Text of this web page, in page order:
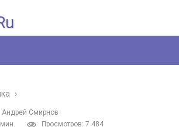
›
Андрей Смирнов
Просмотров: 7 484